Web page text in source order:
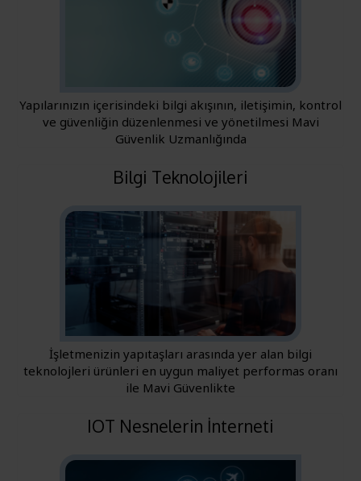
Yapılarınızın içerisindeki bilgi akışının, iletişimin, kontrol
ve güvenliğin düzenlenmesi ve yönetilmesi Mavi
Güvenlik Uzmanlığında
Bilgi Teknolojileri
İşletmenizin yapıtaşları arasında yer alan bilgi
teknolojleri ürünleri en uygun maliyet performas oranı
ile Mavi Güvenlikte
IOT Nesnelerin İnterneti